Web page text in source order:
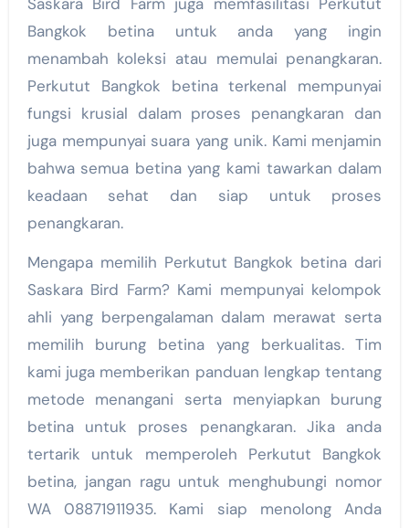
Bangkok betina untuk anda yang ingin
menambah koleksi atau memulai penangkaran.
Perkutut Bangkok betina terkenal mempunyai
fungsi krusial dalam proses penangkaran dan
juga mempunyai suara yang unik. Kami menjamin
bahwa semua betina yang kami tawarkan dalam
keadaan sehat dan siap untuk proses
penangkaran.
Mengapa memilih Perkutut Bangkok betina dari
Saskara Bird Farm? Kami mempunyai kelompok
ahli yang berpengalaman dalam merawat serta
memilih burung betina yang berkualitas. Tim
kami juga memberikan panduan lengkap tentang
metode menangani serta menyiapkan burung
betina untuk proses penangkaran. Jika anda
tertarik untuk memperoleh Perkutut Bangkok
betina, jangan ragu untuk menghubungi nomor
WA 08871911935. Kami siap menolong Anda